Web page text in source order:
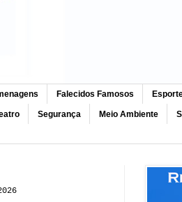
Falecidos Famosos
Segurança Meio Ambiente